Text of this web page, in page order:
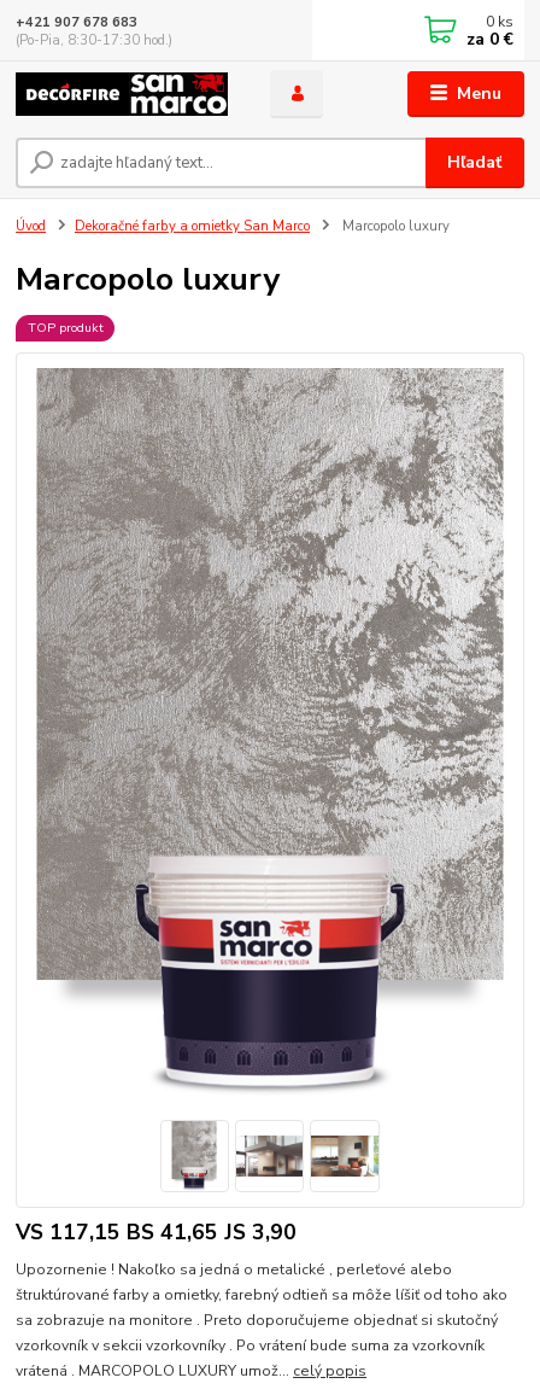
Menu
Hľadať
+421 907 678 683
(Po-Pia, 8:30-17:30 hod.)
0 ks
za 0 €
Úvod Dekoračné farby a omietky San Marco Marcopolo luxury
Marcopolo luxury
TOP produkt
VS 117,15 BS 41,65 JS 3,90
Upozornenie ! Nakoľko sa jedná o metalické , perleťové alebo
štruktúrované farby a omietky, farebný odtieň sa môže líšiť od toho ako
sa zobrazuje na monitore . Preto doporučujeme objednať si skutočný
vzorkovník v sekcii vzorkovníky . Po vrátení bude suma za vzorkovník
vrátená . MARCOPOLO LUXURY umož... celý popis